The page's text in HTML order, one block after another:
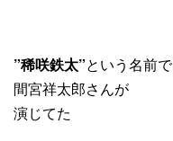
”稀咲鉄太”という名前で
間宮祥太郎さんが
演じてた